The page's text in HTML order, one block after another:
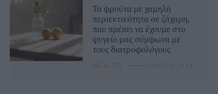
Τα φρούτα με χαμηλή
περιεκτικότητα σε ζάχαρη,
που πρέπει να έχουμε στο
ψυγείο μας σύμφωνα με
τους διατροφολόγους
HEALTH ⸻ 09 JUL 2024